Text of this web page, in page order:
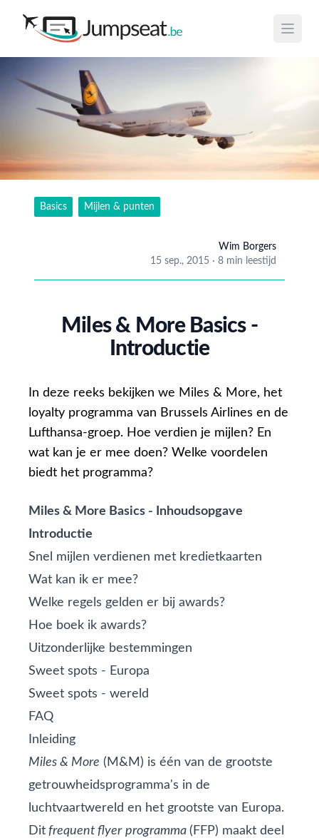
Open
Basics Mijlen & punten
Wim Borgers
15 sep., 2015 · 8 min leestijd
Miles & More Basics -
Introductie
In deze reeks bekijken we Miles & More, het
loyalty programma van Brussels Airlines en de
Lufthansa-groep. Hoe verdien je mijlen? En
wat kan je er mee doen? Welke voordelen
biedt het programma?
Miles & More Basics - Inhoudsopgave
Introductie
Snel mijlen verdienen met kredietkaarten
Wat kan ik er mee?
Welke regels gelden er bij awards?
Hoe boek ik awards?
Uitzonderlijke bestemmingen
Sweet spots - Europa
Sweet spots - wereld
FAQ
Inleiding
Miles & More (M&M) is één van de grootste
getrouwheidsprogramma's in de
luchtvaartwereld en het grootste van Europa.
Dit frequent flyer programma (FFP) maakt deel